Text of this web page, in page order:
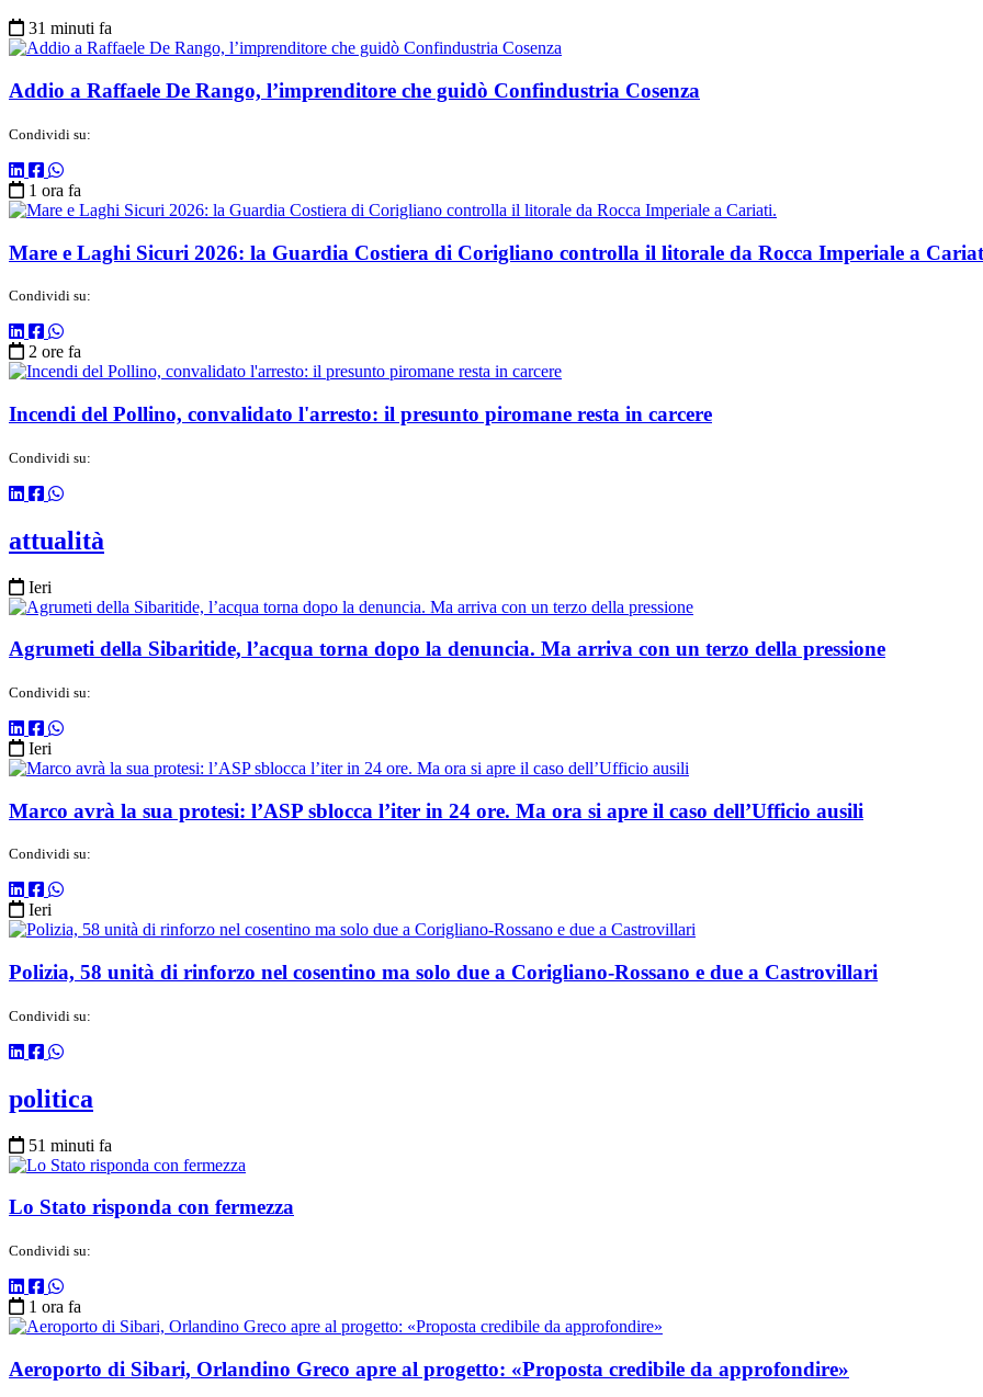
31 minuti fa
Addio a Raffaele De Rango, l’imprenditore che guidò Confindustria Cosenza
Condividi su:
1 ora fa
Mare e Laghi Sicuri 2026: la Guardia Costiera di Corigliano controlla il litorale da Rocca Imperiale a
Condividi su:
2 ore fa
Incendi del Pollino, convalidato l'arresto: il presunto piromane resta in carcere
Condividi su:
attualità
Ieri
Agrumeti della Sibaritide, l’acqua torna dopo la denuncia. Ma arriva con un terzo della pressione
Condividi su:
Ieri
Marco avrà la sua protesi: l’ASP sblocca l’iter in 24 ore. Ma ora si apre il caso dell’Ufficio ausili
Condividi su:
Ieri
Polizia, 58 unità di rinforzo nel cosentino ma solo due a Corigliano-Rossano e due a Castrovillari
Condividi su:
politica
51 minuti fa
Lo Stato risponda con fermezza
Condividi su:
1 ora fa
Aeroporto di Sibari, Orlandino Greco apre al progetto: «Proposta credibile da approfondire»